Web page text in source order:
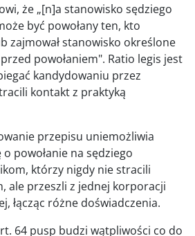
że „[n]a stanowisko sędziego
być powołany ten, kto
zajmował stanowisko określone
powołaniem". Ratio legis jest
kandydowaniu przez
kontakt z praktyką
przepisu uniemożliwia
powołanie na sędziego
którzy nigdy nie stracili
ale przeszli z jednej korporacji
łącząc różne doświadczenia.
64 pusp budzi wątpliwości co do